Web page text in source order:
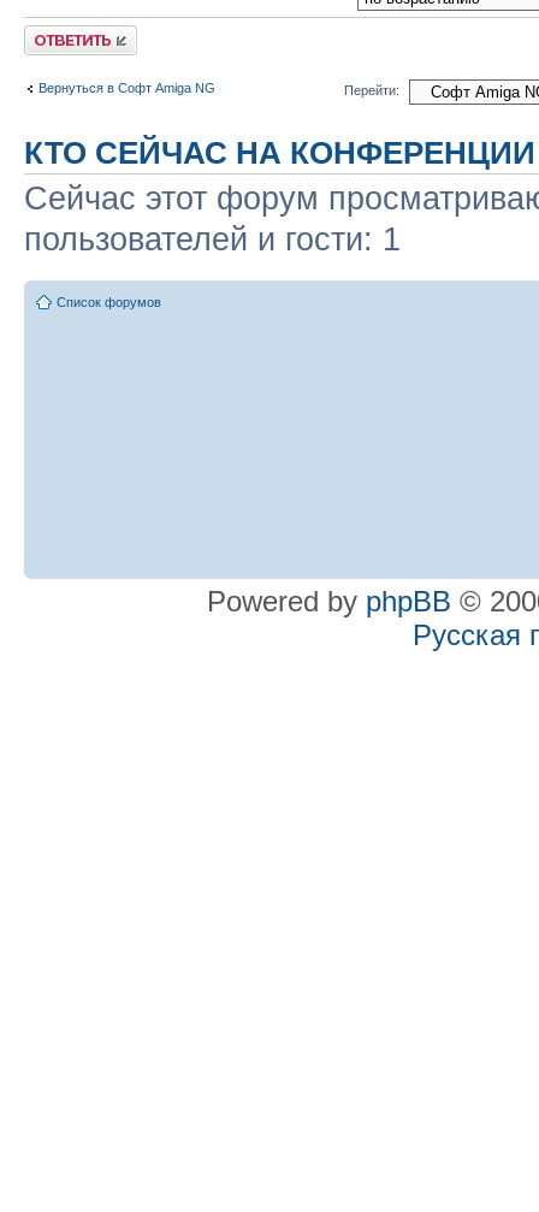
Ответить
Вернуться в Софт Amiga NG Перейти:
КТО СЕЙЧАС НА КОНФЕРЕНЦИИ
Сейчас этот форум
пользователей и гости: 1
Список форумов
Powered by phpBB ©
Русская